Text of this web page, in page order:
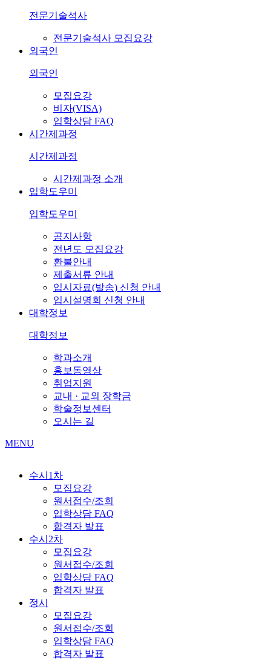
전문기술석사
전문기술석사 모집요강
외국인
외국인
모집요강
비자(VISA)
입학상담 FAQ
시간제과정
시간제과정
시간제과정 소개
입학도우미
입학도우미
공지사항
전년도 모집요강
환불안내
제출서류 안내
입시자료(발송) 신청 안내
입시설명회 신청 안내
대학정보
대학정보
학과소개
홍보동영상
취업지원
교내 · 교외 장학금
학술정보센터
오시는 길
MENU
수시1차
모집요강
원서접수/조회
입학상담 FAQ
합격자 발표
수시2차
모집요강
원서접수/조회
입학상담 FAQ
합격자 발표
정시
모집요강
원서접수/조회
입학상담 FAQ
합격자 발표